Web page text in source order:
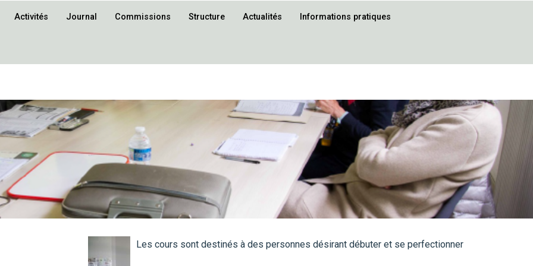
Activités Journal Commissions Structure Actualités Informations pratiques
Les cours sont destinés à des personnes désirant débuter et se perfectionner